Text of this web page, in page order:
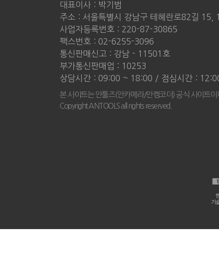
대표이사 : 박기범
주소 : 서울특별시 강남구 테헤란로82길 15,
사업자등록번호 : 220-87-30865
팩스번호 : 02-6255-3096
통신판매신고 : 강남 - 11501호
부가통신판매업 : 10253
상담시간 : 09:00 ~ 18:00 / 점심시간 :
본 사이트는 안툴즈(안카메라/안캠코더) 공식 사이트
Copyright ANTOOLS all rights reserved.